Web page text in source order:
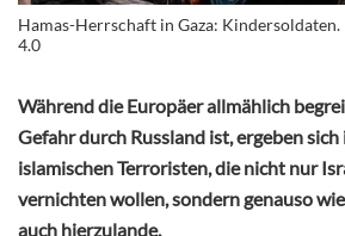
Hamas-Herrschaft in Gaza:
4.0
Während die Europäer allmählich
Gefahr durch Russland ist, ergeben
islamischen Terroristen, die nicht nur
vernichten wollen, sondern genauso
auch hierzulande.